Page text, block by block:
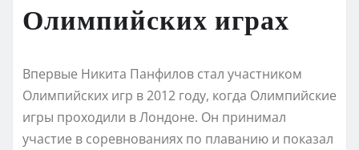
Олимпийских играх
Впервые Никита Панфилов стал участником
Олимпийских игр в 2012 году, когда Олимпийские
игры проходили в Лондоне. Он принимал
участие в соревнованиях по плаванию и показал